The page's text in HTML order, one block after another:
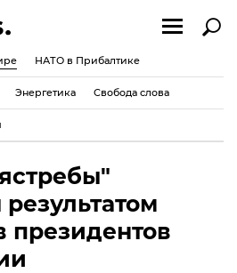
НАТО в Прибалтике
Энергетика Свобода слова
президентов